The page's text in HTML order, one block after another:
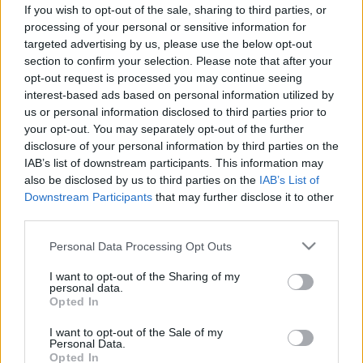
If you wish to opt-out of the sale, sharing to third parties, or
processing of your personal or sensitive information for
targeted advertising by us, please use the below opt-out
section to confirm your selection. Please note that after your
opt-out request is processed you may continue seeing
interest-based ads based on personal information utilized by
us or personal information disclosed to third parties prior to
your opt-out. You may separately opt-out of the further
disclosure of your personal information by third parties on the
IAB’s list of downstream participants. This information may
also be disclosed by us to third parties on the IAB’s List of
Downstream Participants that may further disclose it to other
Please note that this website/app uses one or more Google
not limited to your visit or usage behaviour. You may click to
grant or deny consent to Google and its third-party tags to
use your data for below specified purposes in below Google
consent section.
Personal Data Processing Opt Outs
I want to opt-out of the Sharing of my
personal data.
Opted In
I want to opt-out of the Sale of my
Personal Data.
Opted In